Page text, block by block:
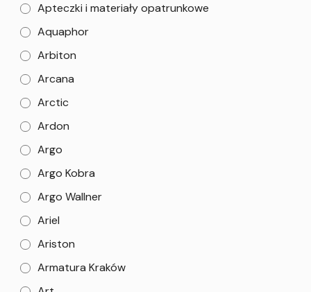
Apteczki i materiały opatrunkowe
Aquaphor
Arbiton
Arcana
Arctic
Ardon
Argo
Argo Kobra
Argo Wallner
Ariel
Ariston
Armatura Kraków